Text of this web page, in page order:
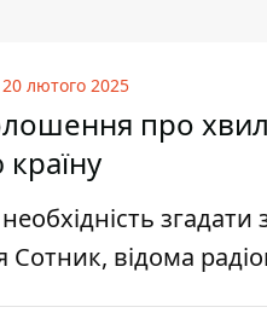
лютого 2025
про
Сотник, відома